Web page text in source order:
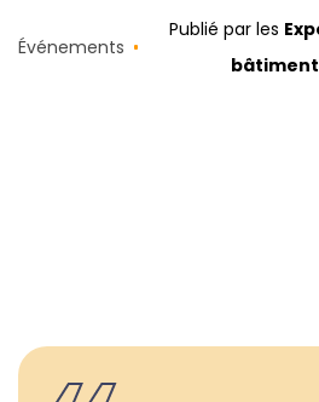
Événements
Publié par les
bâtiment